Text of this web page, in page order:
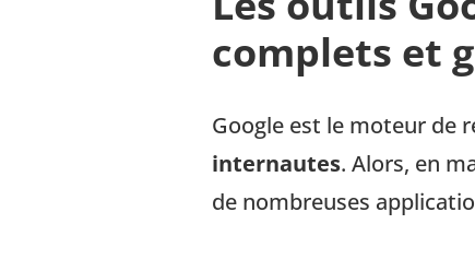
complets et
Google est le moteur de
internautes. Alors, en
de nombreuses